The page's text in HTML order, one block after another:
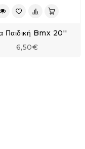
Παιδική Bmx 20''
6,50€